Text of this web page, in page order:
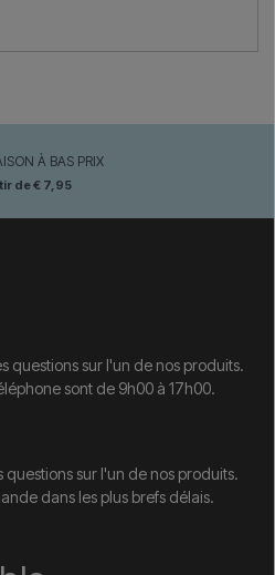
À BAS PRIX
de € 7,95
questions sur l'un de nos produits.
sont de 9h00 à 17h00.
sur l'un de nos produits.
dans les plus brefs délais.